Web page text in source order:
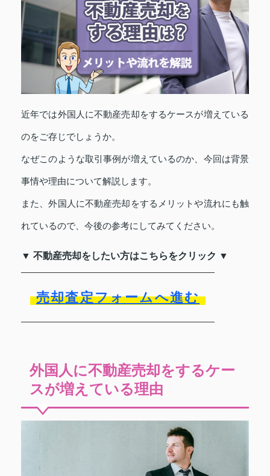
近年では外国人に不動産売却をするケースが増えている
のをご存じでしょうか。
なぜこのような取引事例が増えているのか、今回は背景
事情や理由について解説します。
また、外国人に不動産売却をするメリットや流れにも触
れているので、今後の参考にしてみてください。
▼ 不動産売却をしたい方はこちらをクリック ▼
売却査定フォームへ進む
外国人に不動産売却をするケー
スが増えている理由